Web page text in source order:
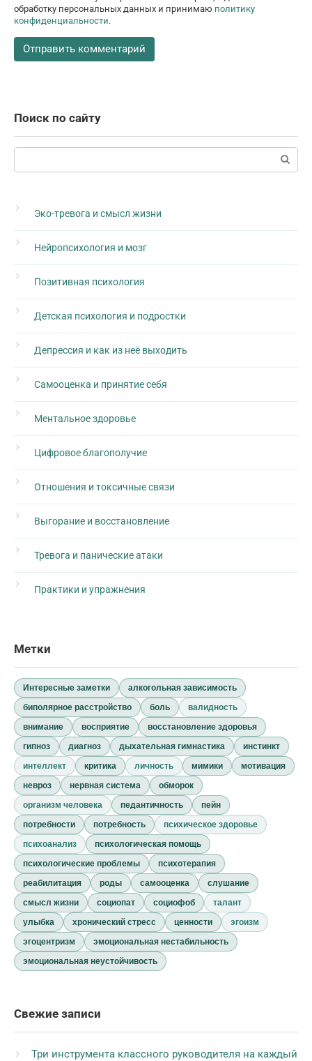
обработку персональных данных и принимаю политику
конфиденциальности.
Поиск по сайту
Поиск:
Эко-тревога и смысл жизни
Нейропсихология и мозг
Позитивная психология
Детская психология и подростки
Депрессия и как из неё выходить
Самооценка и принятие себя
Ментальное здоровье
Цифровое благополучие
Отношения и токсичные связи
Выгорание и восстановление
Тревога и панические атаки
Практики и упражнения
Метки
Интересные заметки
алкогольная зависимость
биполярное расстройство
боль
валидность
внимание
восприятие
восстановление здоровья
гипноз
диагноз дыхательная гимнастика
инстинкт
интеллект
критика личность мимики
мотивация
невроз
нервная система
обморок
организм человека
педантичность
пейн
потребности
потребность
психическое здоровье
психоанализ
психологическая помощь
психологические проблемы
психотерапия
реабилитация
роды самооценка
слушание
смысл жизни
социопат социофоб
талант
улыбка
хронический стресс ценности
эгоизм
эгоцентризм
эмоциональная нестабильность
эмоциональная неустойчивость
Свежие записи
Три инструмента классного руководителя на каждый